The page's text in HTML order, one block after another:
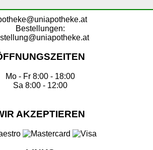
Bestellungen:
Mo - Fr 8:00 - 18:00
Sa 8:00 - 12:00
AKZEPTIEREN